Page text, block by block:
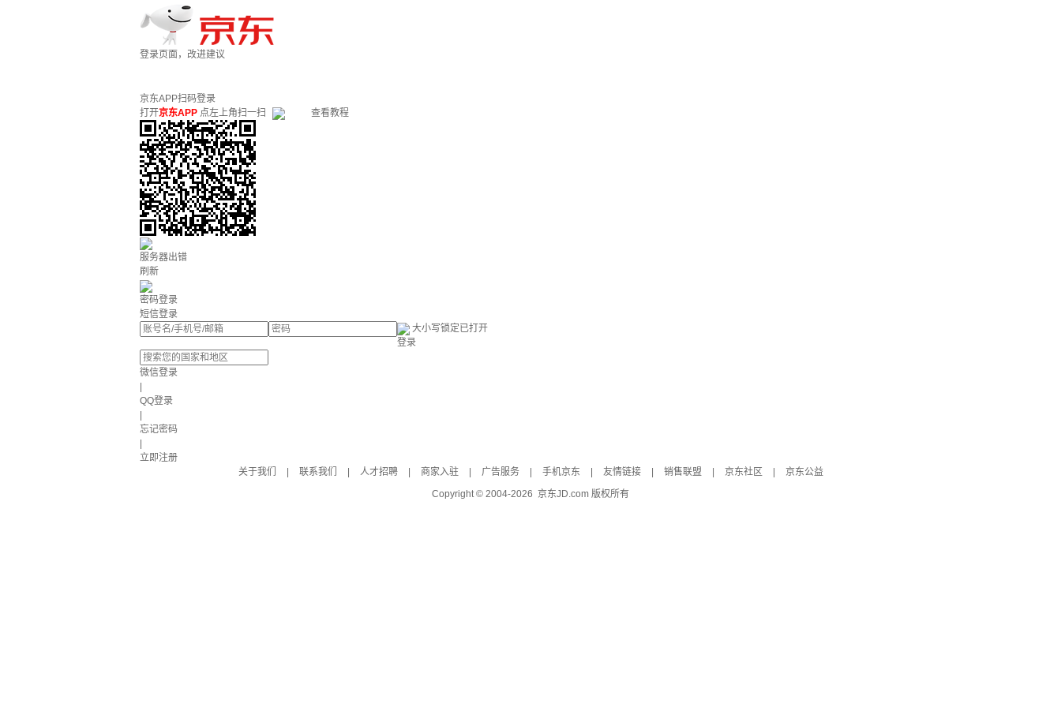
登录页面，改进建议
京东APP扫码登录
打开京东APP 点左上角扫一扫 查看教程
服务器出错
刷新
密码登录
短信登录
大小写锁定已打开
登录
微信登录
QQ登录
忘记密码
立即注册
关于我们
联系我们 人才招聘 商家入驻 广告服务 手机京东 友情链接 销售联盟 京东社区
京东公益
Copyright © 2004-2026 京东JD.com 版权所有